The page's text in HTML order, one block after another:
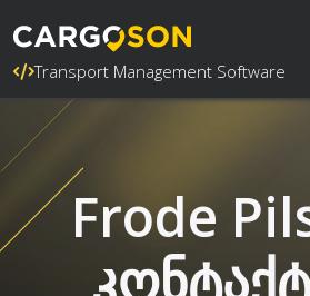
Transport Management Software
Frode